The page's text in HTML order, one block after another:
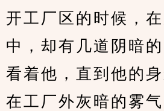
开工厂区的时候，
中，却有几道阴暗
看着他，直到他的
在工厂外灰暗的雾气